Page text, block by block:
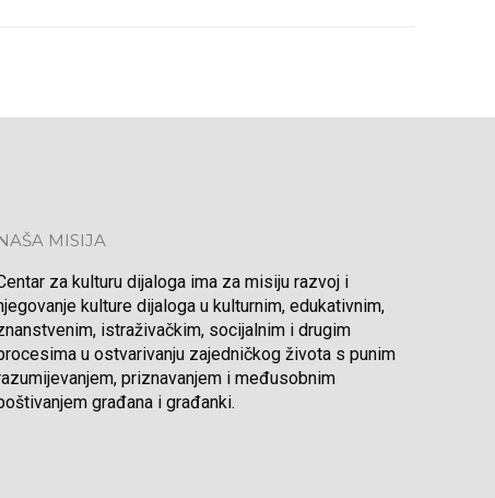
MISIJA
za kulturu dijaloga ima za misiju razvoj i
kulture dijaloga u kulturnim, edukativnim,
istraživačkim, socijalnim i drugim
u ostvarivanju zajedničkog života s punim
priznavanjem i međusobnim
građana i građanki.